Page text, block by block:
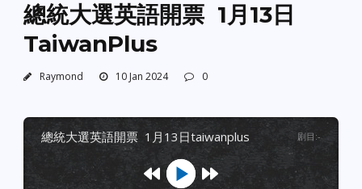
總統大選英語開票 1月13日
TaiwanPlus
Raymond 10 Jan 2024 0
總統大選英語開票 1月13日taiwanplus 剧目 :-